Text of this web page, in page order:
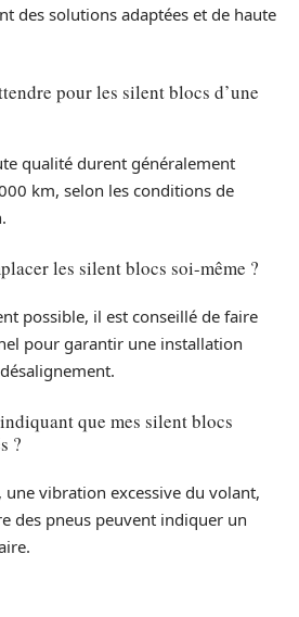
des solutions adaptées et de haute
pour les silent blocs d’une
qualité durent généralement
km, selon les conditions de
les silent blocs soi-même ?
possible, il est conseillé de faire
pour garantir une installation
que mes silent blocs
?
vibration excessive du volant,
des pneus peuvent indiquer un